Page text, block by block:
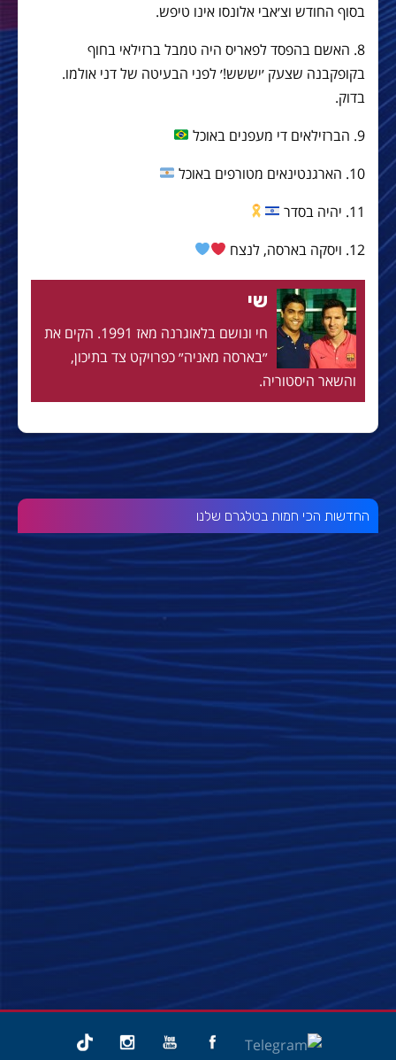
בסוף החודש וצ׳אבי אלונסו אינו טיפש.
8. האשם בהפסד לפאריס היה טמבל ברזילאי בחוף
בקופקבנה שצעק ׳יששש!׳ לפני הבעיטה של דני אולמו.
בדוק.
9. הברזילאים די מעפנים באוכל
10. הארגנטינאים מטורפים באוכל
11. יהיה בסדר
12. ויסקה בארסה, לנצח
שי
חי ונושם בלאוגרנה מאז 1991. הקים את
״בארסה מאניה״ כפרויקט צד בתיכון,
והשאר היסטוריה.
החדשות הכי חמות בטלגרם שלנו